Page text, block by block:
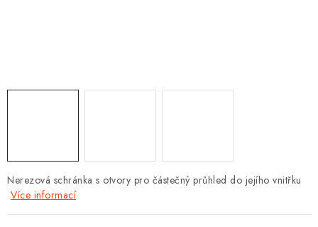
VELKOOBCHOD
STÁTNÍ INSTITUCE
Nerezová schránka s otvory pro částečný průhled do jejího vnitřku
Více informací